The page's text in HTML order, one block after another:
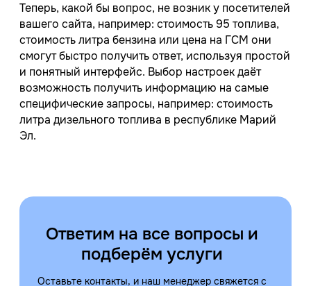
Теперь, какой бы вопрос, не возник у посетителей
вашего сайта, например: стоимость 95 топлива,
стоимость литра бензина или цена на ГСМ они
смогут быстро получить ответ, используя простой
и понятный интерфейс. Выбор настроек даёт
возможность получить информацию на самые
специфические запросы, например: стоимость
литра дизельного топлива в республике Марий
Эл.
Ответим на все вопросы и
подберём услуги
Оставьте контакты, и наш менеджер свяжется с